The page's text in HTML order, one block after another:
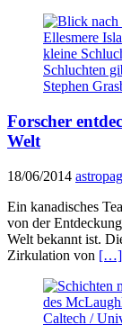
Forscher
Welt
18/06/2014
Ein kanadisches
von der
Welt bekannt ist.
Zirkulation von […]